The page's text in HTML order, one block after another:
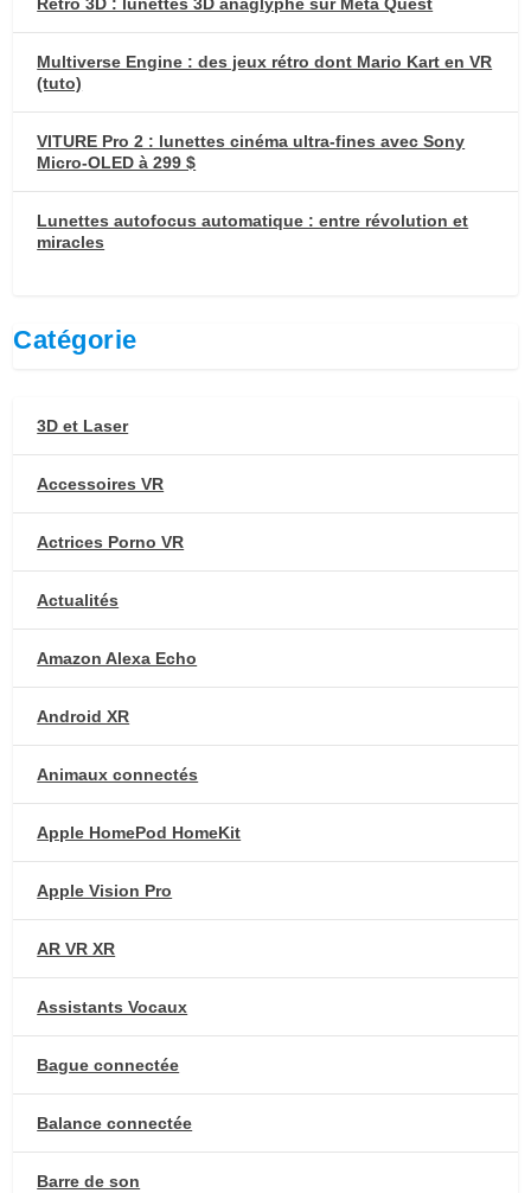
Retro 3D : lunettes 3D anaglyphe sur Meta Quest
Multiverse Engine : des jeux rétro dont Mario Kart en VR
(tuto)
VITURE Pro 2 : lunettes cinéma ultra-fines avec Sony
Micro-OLED à 299 $
Lunettes autofocus automatique : entre révolution et
miracles
Catégorie
3D et Laser
Accessoires VR
Actrices Porno VR
Actualités
Amazon Alexa Echo
Android XR
Animaux connectés
Apple HomePod HomeKit
Apple Vision Pro
AR VR XR
Assistants Vocaux
Bague connectée
Balance connectée
Barre de son